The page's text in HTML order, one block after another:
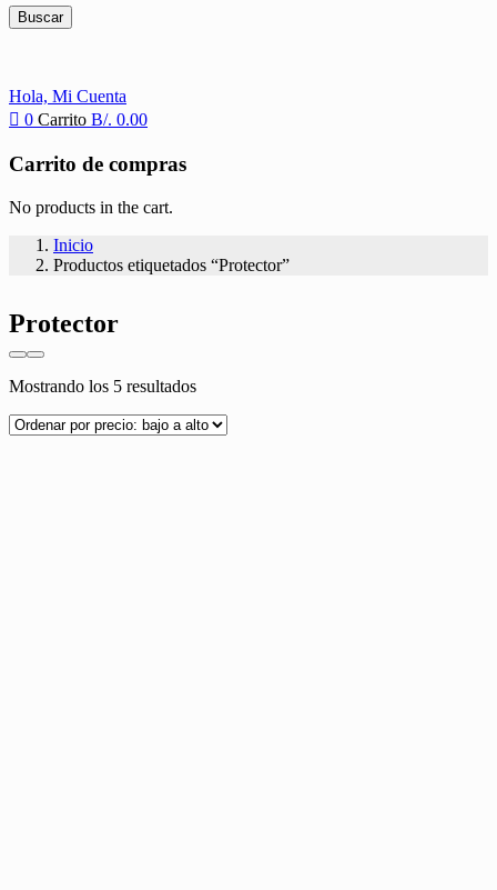
Buscar
Hola, Mi Cuenta
0 Carrito B/. 0.00
Carrito de compras
No products in the cart.
Inicio
Productos etiquetados “Protector”
Protector
Mostrando los 5 resultadosOrdenado
precio: